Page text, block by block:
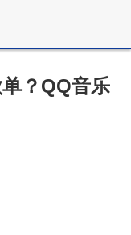
？QQ音乐